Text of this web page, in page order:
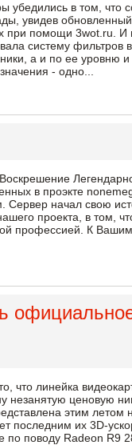
убедились в том, что
увидев
при помощи 3wot.ru.
систему фильтров
а и по ее уровню
- одно...
в проэкте
Сервер начал свою
проекта, в том,
профессией. К
что линейка
незанятую ценовую
этим летом
последним их 3D-
по поводу Radeon R9